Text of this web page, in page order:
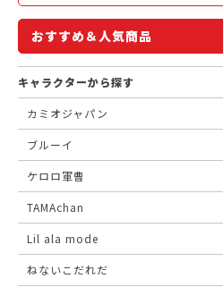
おすすめ＆人気商品
キャラクターから探す
カミオジャパン
ブルーイ
ケロロ軍曹
TAMAchan
Lil ala mode
ねないこだれだ